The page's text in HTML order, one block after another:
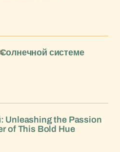
системе
Unleashing the Passion
of This Bold Hue